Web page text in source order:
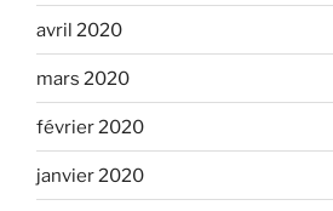
avril 2020
mars 2020
février 2020
janvier 2020